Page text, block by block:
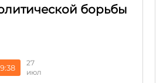
борьбы
27
июл